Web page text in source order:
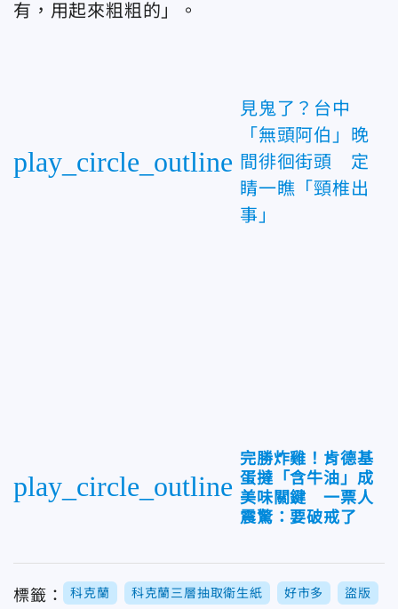
有，用起來粗粗的」。
play_circle_outline
見鬼了？台中
「無頭阿伯」晚
間徘徊街頭 定
睛一瞧「頸椎出
事」
play_circle_outline
完勝炸雞！肯德基
蛋撻「含牛油」成
美味關鍵 一票人
震驚：要破戒了
標籤： 科克蘭 科克蘭三層抽取衛生紙 好市多 盜版